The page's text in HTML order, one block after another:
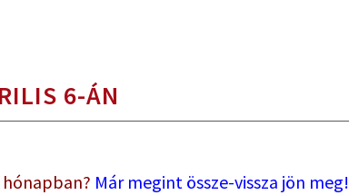
6-ÁN
hónapban? Már megint össze-vissza jön meg!